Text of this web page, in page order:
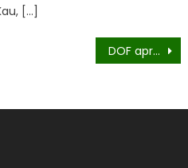
[…]
DOF apreende carro com mais de 150 quilos de agrotóxicos em Itaquiraí